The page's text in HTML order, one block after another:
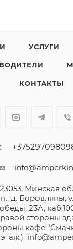
выключатели
в
при
расцепителем
для защиты
УСЛУГИ
КОНТАКТЫ
Минская
д. Боровляны,
23А,
стороны
кафе
этаж.)